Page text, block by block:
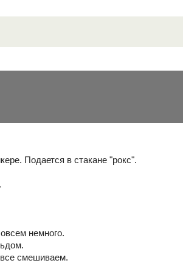
Подается в стакане "рокс".
немного.
смешиваем.